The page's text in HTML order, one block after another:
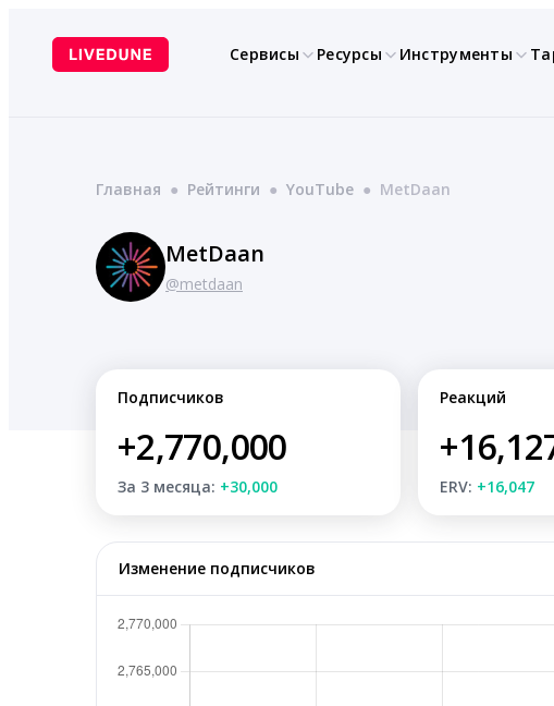
содержимому
Сервисы Ресурсы Инструменты
Главная ● Рейтинги ● YouTube ● MetDaan
MetDaan
@metdaan
Подписчиков
+2,770,000
За 3 месяца: +30,000
Реакций
ERV: +16,047
Изменение подписчиков